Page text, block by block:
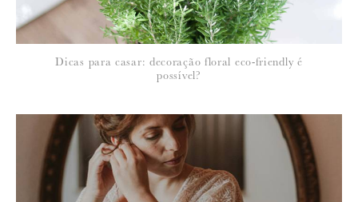
Dicas para casar: decoração floral eco-friendly é
possível?